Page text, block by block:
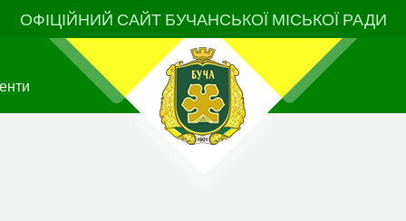
ОФІЦІЙНИЙ САЙТ БУЧАНСЬКОЇ МІСЬКОЇ РАДИ